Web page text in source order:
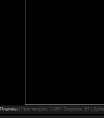
Плагины | Просмотров: 1320 | Загрузок: 87 |